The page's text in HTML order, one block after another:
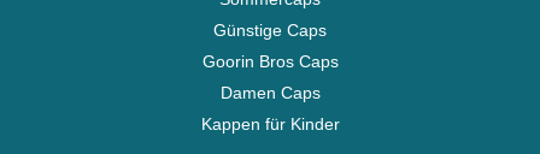
Günstige Caps
Goorin Bros Caps
Damen Caps
Kappen für Kinder